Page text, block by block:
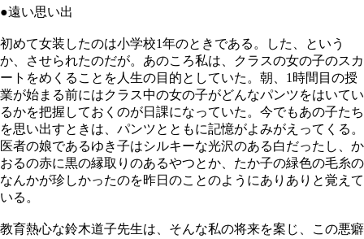
●遠い思い出
初めて女装したのは小学校1年のときである。した、という
か、させられたのだが。あのころ私は、クラスの女の子のスカ
ートをめくることを人生の目的としていた。朝、1時間目の授
業が始まる前にはクラス中の女の子がどんなパンツをはいてい
るかを把握しておくのが日課になっていた。今でもあの子たち
を思い出すときは、パンツとともに記憶がよみがえってくる。
医者の娘であるゆき子はシルキーな光沢のある白だったし、か
おるの赤に黒の縁取りのあるやつとか、たか子の緑色の毛糸の
なんかが珍しかったのを昨日のことのようにありありと覚えて
いる。
教育熱心な鈴木道子先生は、そんな私の将来を案じ、この悪癖